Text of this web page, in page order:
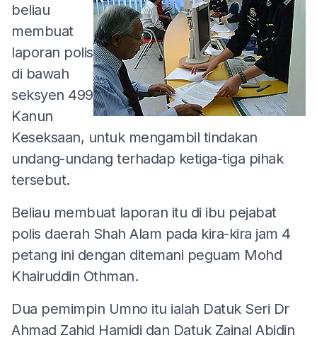
beliau
membuat
laporan polis
di bawah
seksyen 499
Kanun
Keseksaan, untuk mengambil tindakan
undang-undang terhadap ketiga-tiga pihak
tersebut.
Beliau membuat laporan itu di ibu pejabat
polis daerah Shah Alam pada kira-kira jam 4
petang ini dengan ditemani peguam Mohd
Khairuddin Othman.
Dua pemimpin Umno itu ialah Datuk Seri Dr
Ahmad Zahid Hamidi dan Datuk Zainal Abidin